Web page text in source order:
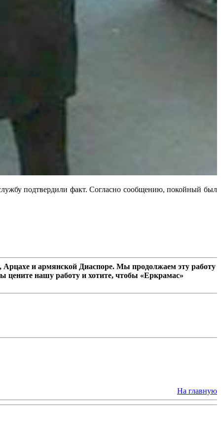
подтвердили факт. Согласно сообщению, покойный был
и армянской Диаспоре. Мы продолжаем эту работу
цените нашу работу и хотите, чтобы «Еркрамас»
На главную